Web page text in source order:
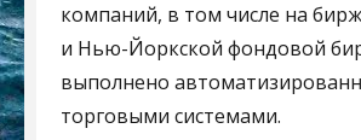
компаний, в том числе на
и Нью-Йоркской фондовой
выполнено
торговыми системами.